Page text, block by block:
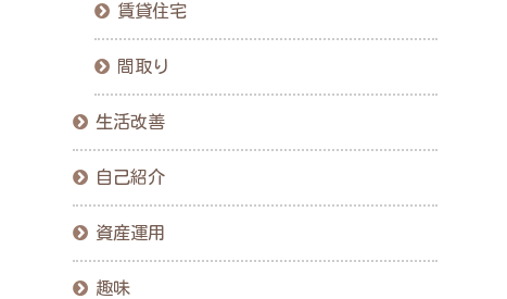
賃貸住宅
間取り
生活改善
自己紹介
資産運用
趣味